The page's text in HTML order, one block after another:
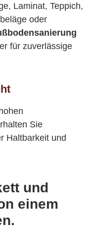
Laminat, Teppich,
oder
für zuverlässige
Sie
Haltbarkeit und
und
einem